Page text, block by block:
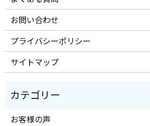
お問い合わせ
プライバシーポリシー
サイトマップ
お客様の声